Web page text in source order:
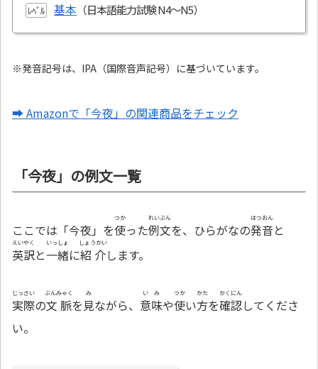
ﾚﾍﾞﾙ 基本
※発音記号は、IPA（国際音声記号）に基づいています。
➡ Amazonで「今夜」の関連商品をチェック
「今夜」の例文一覧
ここでは「今夜」を使
つか
った例文
れいぶん
を、ひらがなの発音
はつおん
と
英訳
えいやく
と一緒
いっしょ
に紹介
しょうかい
します。
実際
じっさい
の文脈
ぶんみゃく
を見
み
ながら、 意味
いみ
や使
つか
い方
かた
を確認
かくにん
してくださ
い。